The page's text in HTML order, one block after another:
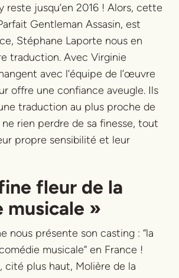
reste jusqu’en 2016 ! Alors, cette
Gentleman Assasin, est
Stéphane Laporte nous en
traduction. Avec Virginie
avec l’équipe de l’œuvre
offre une confiance aveugle. Ils
traduction au plus proche de
ne rien perdre de sa finesse, tout
propre sensibilité et leur
fleur de la
musicale »
nous présente son casting : “la
musicale” en France !
, cité plus haut, Molière de la